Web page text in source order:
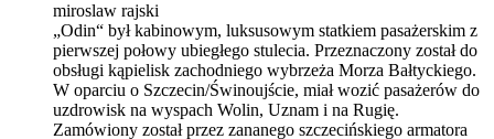
miroslaw rajski
„Odin“ był kabinowym, luksusowym statkiem pasażerskim z
pierwszej połowy ubiegłego stulecia. Przeznaczony został do
obsługi kąpielisk zachodniego wybrzeża Morza Bałtyckiego.
W oparciu o Szczecin/Świnoujście, miał wozić pasażerów do
uzdrowisk na wyspach Wolin, Uznam i na Rugię.
Zamówiony został przez zananego szczecińskiego armatora